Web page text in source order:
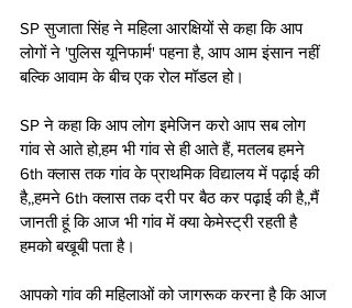
SP सुजाता सिंह ने महिला आरक्षियों से कहा कि आप
लोगों ने 'पुलिस यूनिफार्म' पहना है, आप आम इंसान नहीं
बल्कि आवाम के बीच एक रोल मॉडल हो।
SP ने कहा कि आप लोग इमेजिन करो आप सब लोग
गांव से आते हो,हम भी गांव से ही आते हैं, मतलब हमने
6th क्लास तक गांव के प्राथमिक विद्यालय में पढ़ाई की
है,,हमने 6th क्लास तक दरी पर बैठ कर पढ़ाई की है,,मैं
जानती हूं कि आज भी गांव में क्या केमेस्ट्री रहती है
हमको बखूबी पता है।
आपको गांव की महिलाओं को जागरूक करना है कि आज